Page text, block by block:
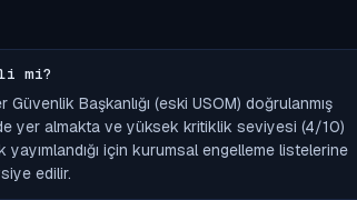
mi?
Başkanlığı (eski USOM) doğrulanmış
yer almakta ve yüksek kritiklik seviyesi (4/10)
yayımlandığı için kurumsal engelleme listelerine
edilir.